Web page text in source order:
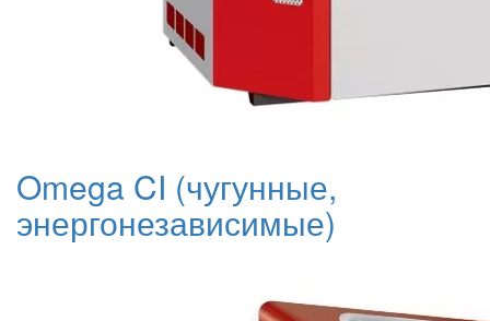
Omega CI (чугунные,
энергонезависимые)